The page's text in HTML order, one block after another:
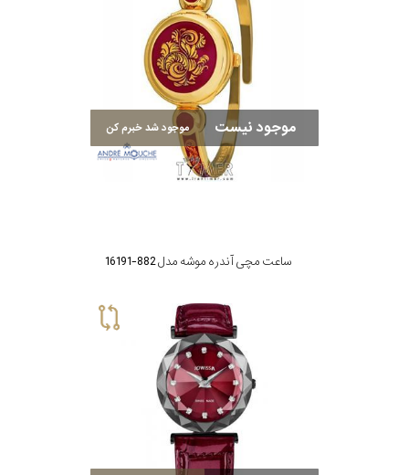
موجود نیست موجود شد خبرم کن
ساعت مچی آندره موشه مدل 882-16191